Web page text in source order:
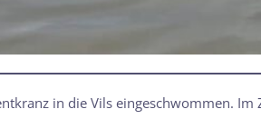
in die Vils eingeschwommen. Im